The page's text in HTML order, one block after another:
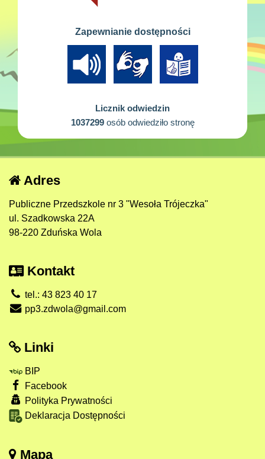
Zapewnianie dostępności
Licznik odwiedzin
1037299osób odwiedziło stronę
Adres
Publiczne Przedszkole nr 3 "Wesoła Trójeczka"
ul. Szadkowska 22A
98-220 Zduńska Wola
Kontakt
tel.: 43 823 40 17
pp3.zdwola@gmail.com
Linki
BIP
Facebook
Polityka Prywatności
Deklaracja Dostępności
Mapa